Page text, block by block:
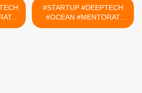
#STARTUP #DEEPTECH
#OCEAN #MENTORAT
#FRANCESTARTUPOCEAN